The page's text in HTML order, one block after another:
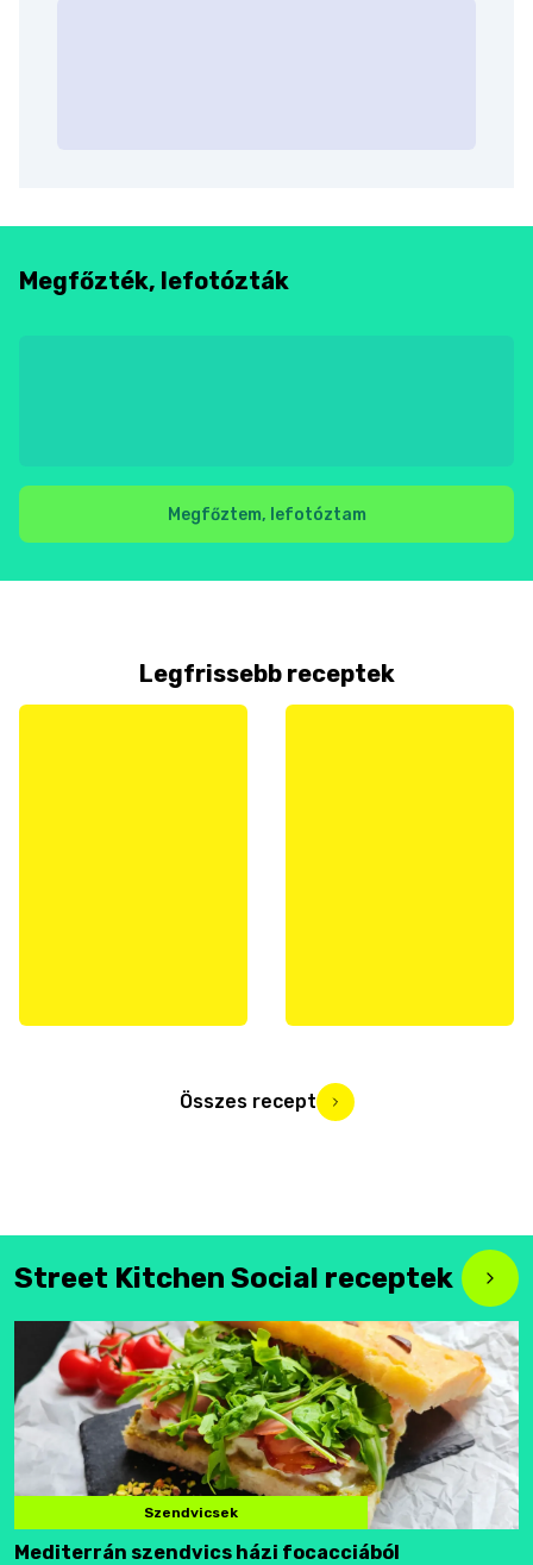
Megfőzték, lefotózták
Megfőztem, lefotóztam
Legfrissebb receptek
Összes recept
Street Kitchen Social receptek
Szendvicsek
Mediterrán szendvics házi focacciából